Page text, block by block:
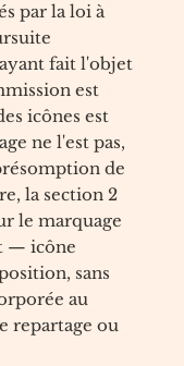
par la loi à
fait l'objet
est
icônes est
ne l'est pas,
de
la section 2
le marquage
— icône
sans
au
repartage ou